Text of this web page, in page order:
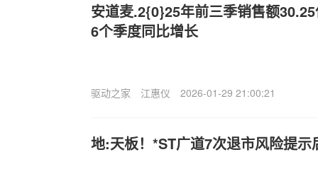
安道麦.2{0}25年前三季销售额
6个季度同比增长
驱动之家 江惠仪 2026-01-29 21:00:21
地:天板！*ST广道7次退市风险提示